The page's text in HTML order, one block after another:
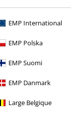
EMP International
EMP Polska
EMP Suomi
EMP Danmark
Large Belgique